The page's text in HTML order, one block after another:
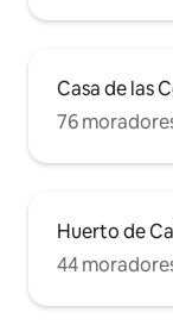
Casa de las
76
Huerto de
44